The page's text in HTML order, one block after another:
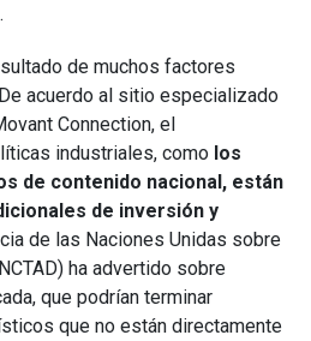
de muchos factores
acuerdo al sitio especializado
Connection, el
industriales, como los
de contenido nacional, están
de inversión y
de las Naciones Unidas sobre
ha advertido sobre
que podrían terminar
que no están directamente